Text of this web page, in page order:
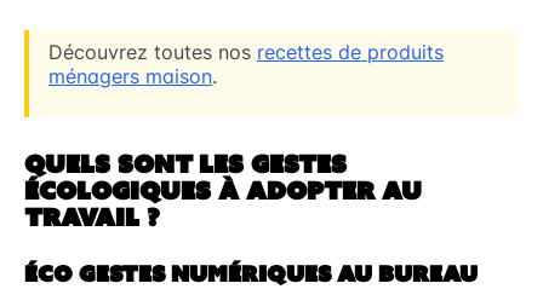
Découvrez toutes nos recettes de produits
ménagers maison.
QUELS SONT LES GESTES
ÉCOLOGIQUES À ADOPTER AU
TRAVAIL ?
ÉCO GESTES NUMÉRIQUES AU BUREAU